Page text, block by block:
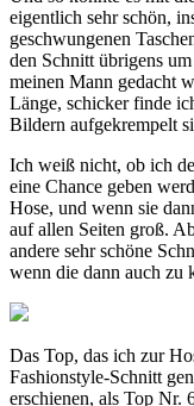
eigentlich sehr schön,
geschwungenen
den Schnitt übrigens
meinen Mann gedacht
Länge, schicker finde
Bildern aufgekrempelt
Ich weiß nicht, ob ich
eine Chance geben
Hose, und wenn sie
auf allen Seiten groß.
andere sehr schöne
wenn die dann auch zu
Das Top, das ich zur
Fashionstyle-Schnitt
erschienen, als Top Nr.